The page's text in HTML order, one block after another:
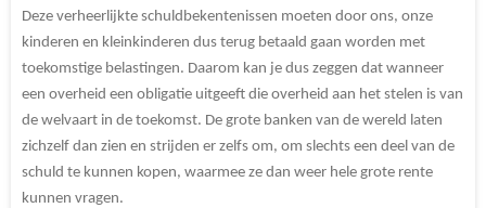
Deze verheerlijkte schuldbekentenissen moeten door ons, onze
kinderen en kleinkinderen dus terug betaald gaan worden met
toekomstige belastingen. Daarom kan je dus zeggen dat wanneer
een overheid een obligatie uitgeeft die overheid aan het stelen is van
de welvaart in de toekomst. De grote banken van de wereld laten
zichzelf dan zien en strijden er zelfs om, om slechts een deel van de
schuld te kunnen kopen, waarmee ze dan weer hele grote rente
kunnen vragen.